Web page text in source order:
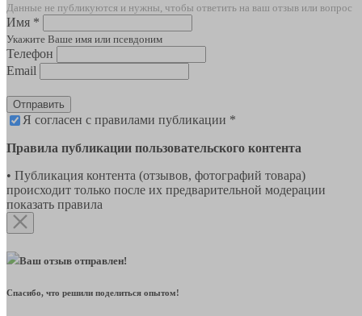
Данные не публикуются и нужны, чтобы ответить на ваш отзыв или вопрос
Имя *
Укажите Ваше имя или псевдоним
Телефон
Email
Отправить
Я согласен с правилами публикации *
Правила публикации пользовательского контента
• Публикация контента (отзывов, фотографий товара)
происходит только после их предварительной модерации
показать правила
Ваш отзыв отправлен!
Спасибо, что решили поделиться опытом!